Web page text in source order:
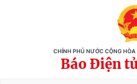
CHÍNH PHỦ NƯỚC CỘNG
Báo Điện